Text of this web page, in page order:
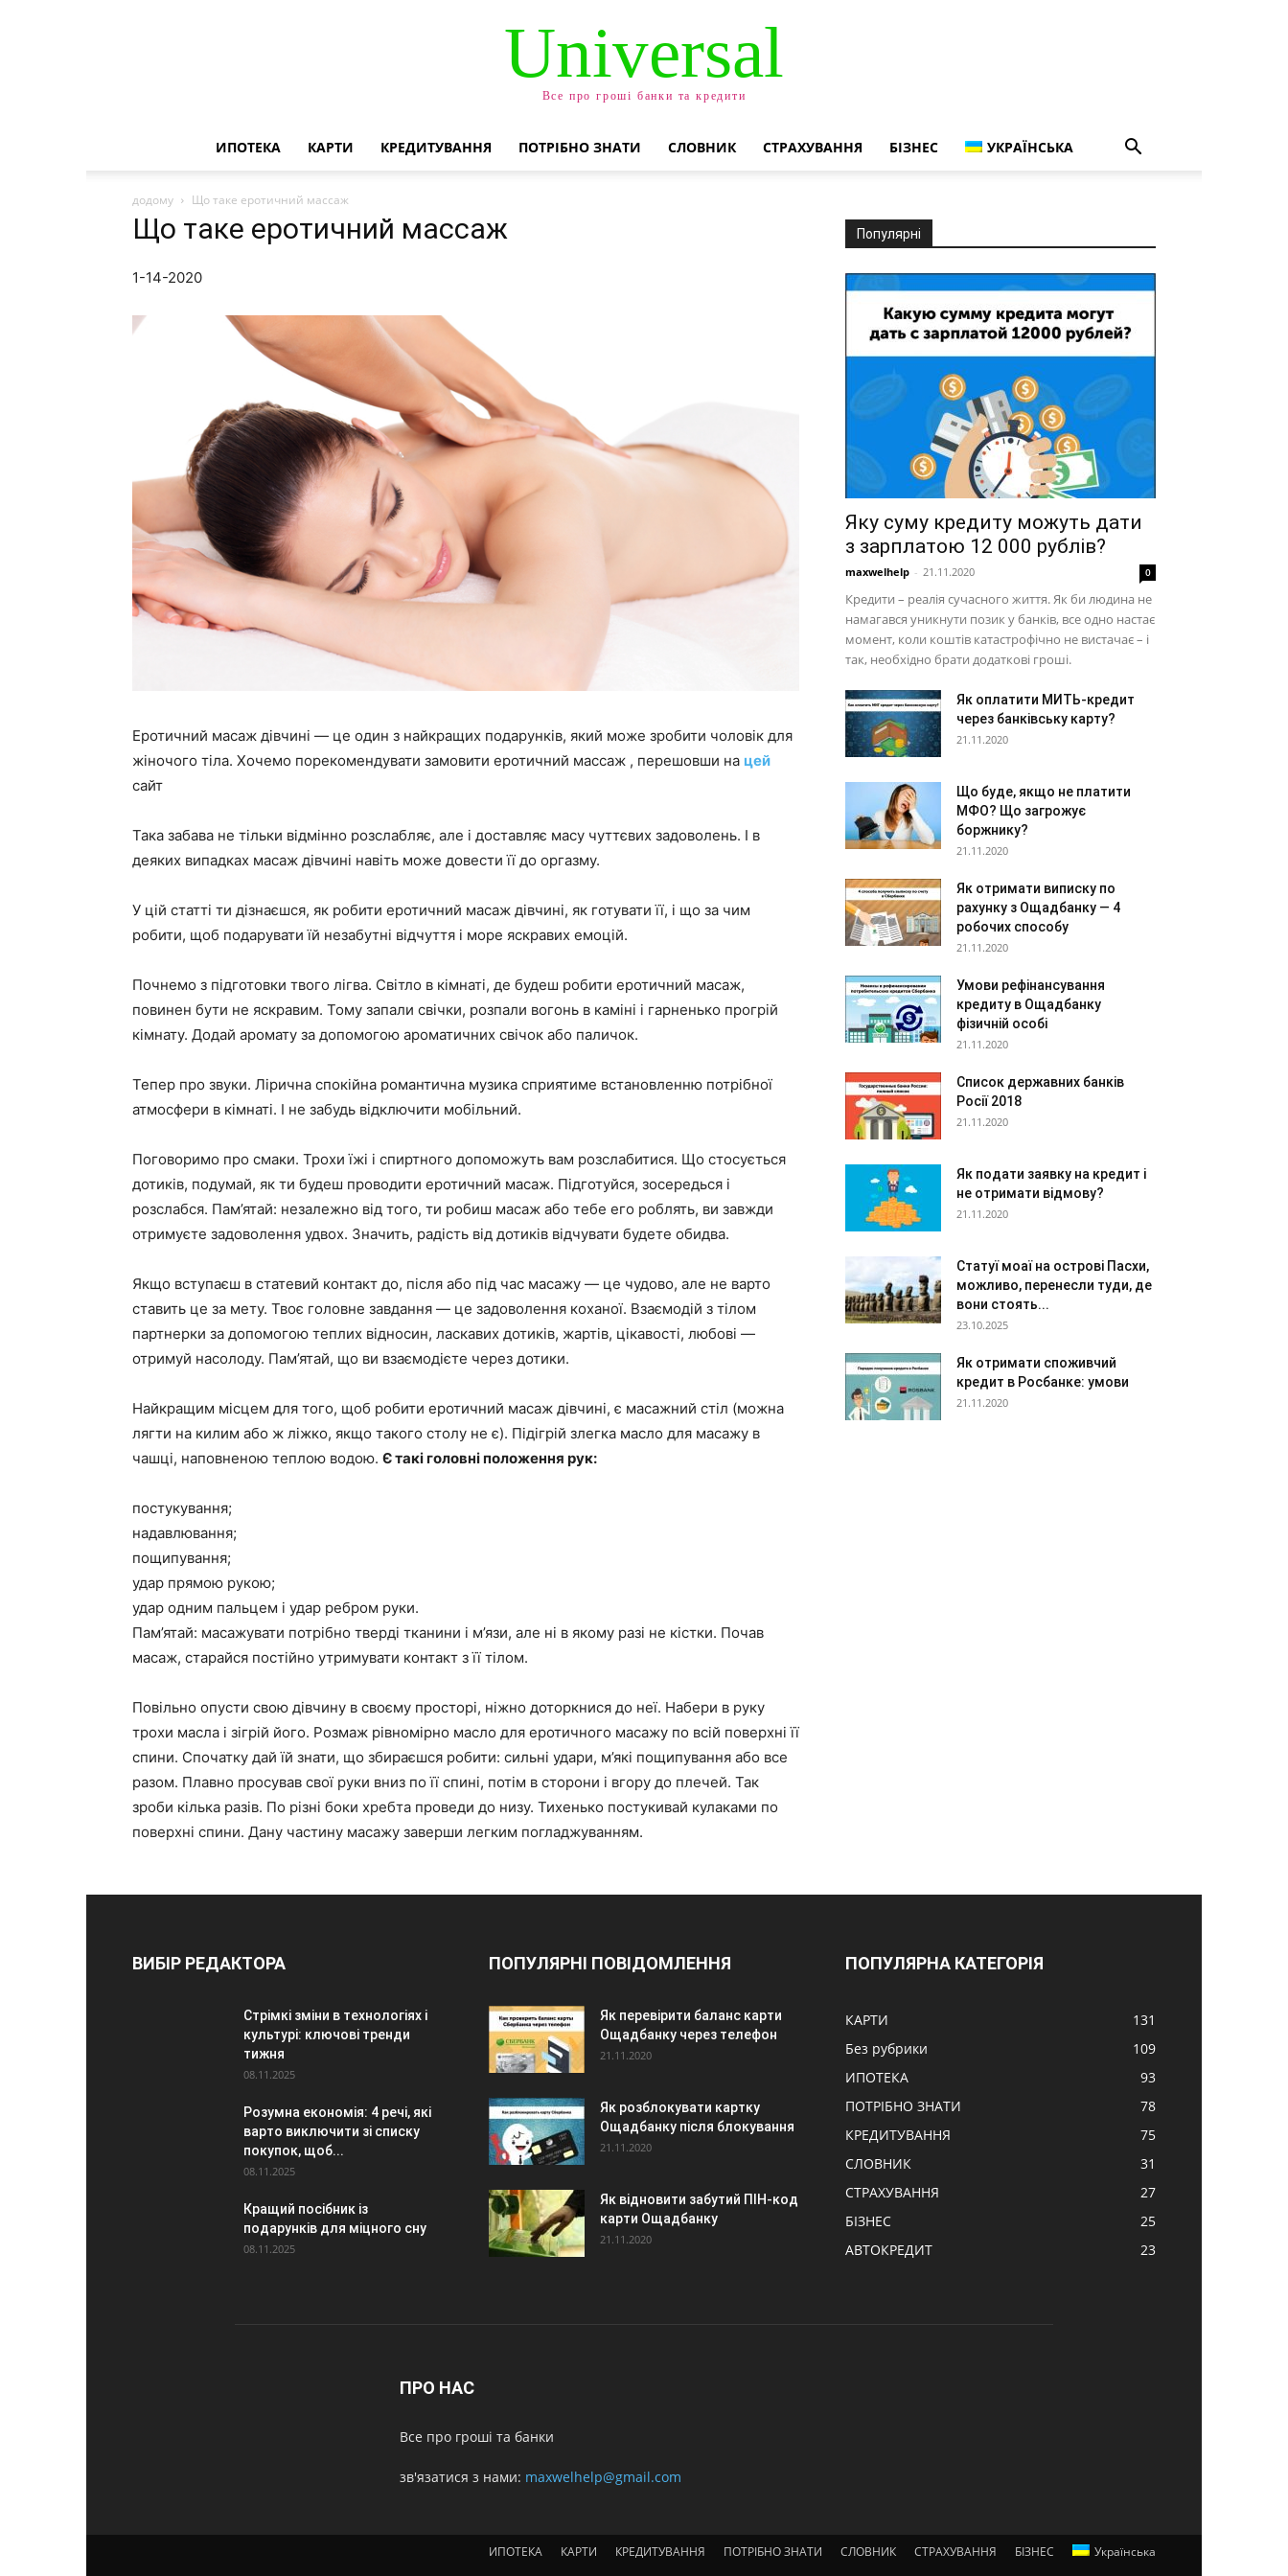
Universal
Все про гроші банки та кредити
ИПОТЕКА КАРТИ КРЕДИТУВАННЯ ПОТРІБНО ЗНАТИ СЛОВНИК СТРАХУВАННЯ БІЗНЕС УКРАЇНСЬКА
додому Що таке еротичний массаж
Що таке еротичний массаж
1-14-2020
Еротичний масаж дівчині — це один з найкращих подарунків, який може зробити чоловік для
жіночого тіла. Хочемо порекомендувати замовити еротичний массаж , перешовши на цей
сайт
Така забава не тільки відмінно розслабляє, але і доставляє масу чуттєвих задоволень. І в
деяких випадках масаж дівчині навіть може довести її до оргазму.
У цій статті ти дізнаєшся, як робити еротичний масаж дівчині, як готувати її, і що за чим
робити, щоб подарувати їй незабутні відчуття і море яскравих емоцій.
Почнемо з підготовки твого лігва. Світло в кімнаті, де будеш робити еротичний масаж,
повинен бути не яскравим. Тому запали свічки, розпали вогонь в каміні і гарненько прогрій
кімнату. Додай аромату за допомогою ароматичних свічок або паличок.
Тепер про звуки. Лірична спокійна романтична музика сприятиме встановленню потрібної
атмосфери в кімнаті. І не забудь відключити мобільний.
Поговоримо про смаки. Трохи їжі і спиртного допоможуть вам розслабитися. Що стосується
дотиків, подумай, як ти будеш проводити еротичний масаж. Підготуйся, зосередься і
розслабся. Пам’ятай: незалежно від того, ти робиш масаж або тебе его роблять, ви завжди
отримуєте задоволення удвох. Значить, радість від дотиків відчувати будете обидва.
Якщо вступаєш в статевий контакт до, після або під час масажу — це чудово, але не варто
ставить це за мету. Твоє головне завдання — це задоволення коханої. Взаємодій з тілом
партнерки за допомогою теплих відносин, ласкавих дотиків, жартів, цікавості, любові —
отримуй насолоду. Пам’ятай, що ви взаємодієте через дотики.
Найкращим місцем для того, щоб робити еротичний масаж дівчині, є масажний стіл (можна
лягти на килим або ж ліжко, якщо такого столу не є). Підігрій злегка масло для масажу в
чашці, наповненою теплою водою. Є такі головні положення рук:
постукування;
надавлювання;
пощипування;
удар прямою рукою;
удар одним пальцем і удар ребром руки.
Пам’ятай: масажувати потрібно тверді тканини і м’язи, але ні в якому разі не кістки. Почав
масаж, старайся постійно утримувати контакт з її тілом.
Повільно опусти свою дівчину в своєму просторі, ніжно доторкнися до неї. Набери в руку
трохи масла і зігрій його. Розмаж рівномірно масло для еротичного масажу по всій поверхні її
спини. Спочатку дай їй знати, що збираєшся робити: сильні удари, м’які пощипування або все
разом. Плавно просував свої руки вниз по її спині, потім в сторони і вгору до плечей. Так
зроби кілька разів. По різні боки хребта проведи до низу. Тихенько постукивай кулаками по
поверхні спини. Дану частину масажу заверши легким погладжуванням.
Популярні
Яку суму кредиту можуть дати
з зарплатою 12 000 рублів?
maxwelhelp - 21.11.2020 0
Кредити – реалія сучасного життя. Як би людина не
намагався уникнути позик у банків, все одно настає
момент, коли коштів катастрофічно не вистачає – і
так, необхідно брати додаткові гроші.
Як оплатити МИТЬ-кредит
через банківську карту?
21.11.2020
Що буде, якщо не платити
МФО? Що загрожує
боржнику?
21.11.2020
Як отримати виписку по
рахунку з Ощадбанку — 4
робочих способу
21.11.2020
Умови рефінансування
кредиту в Ощадбанку
фізичній особі
21.11.2020
Список державних банків
Росії 2018
21.11.2020
Як подати заявку на кредит і
не отримати відмову?
21.11.2020
Статуї моаї на острові Пасхи,
можливо, перенесли туди, де
вони стоять...
23.10.2025
Як отримати споживчий
кредит в Росбанке: умови
21.11.2020
ВИБІР РЕДАКТОРА
Стрімкі зміни в технологіях і
культурі: ключові тренди
тижня
08.11.2025
Розумна економія: 4 речі, які
варто виключити зі списку
покупок, щоб...
08.11.2025
Кращий посібник із
подарунків для міцного сну
08.11.2025
ПОПУЛЯРНІ ПОВІДОМЛЕННЯ
Як перевірити баланс карти
Ощадбанку через телефон
21.11.2020
Як розблокувати картку
Ощадбанку після блокування
21.11.2020
Як відновити забутий ПІН-код
карти Ощадбанку
21.11.2020
ПОПУЛЯРНА КАТЕГОРІЯ
КАРТИ
131
Без рубрики
109
ИПОТЕКА
93
ПОТРІБНО ЗНАТИ
78
КРЕДИТУВАННЯ
75
СЛОВНИК
31
СТРАХУВАННЯ
27
БІЗНЕС
25
АВТОКРЕДИТ
23
ПРО НАС
Все про гроші та банки
зв'язатися з нами: maxwelhelp@gmail.com
ИПОТЕКА КАРТИ КРЕДИТУВАННЯ ПОТРІБНО ЗНАТИ СЛОВНИК СТРАХУВАННЯ БІЗНЕС Українська